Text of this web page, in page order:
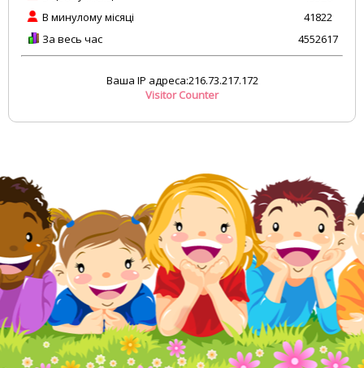
В минулому місяці
За весь час
41822
4552617
Ваша IP адреса:216.73.217.172
Visitor Counter